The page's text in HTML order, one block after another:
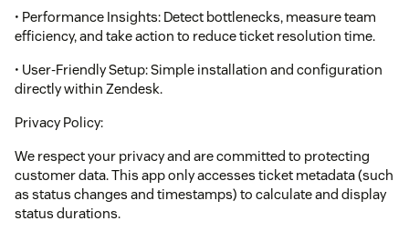
• Performance Insights: Detect bottlenecks, measure team
efficiency, and take action to reduce ticket resolution time.
• User-Friendly Setup: Simple installation and configuration
directly within Zendesk.
Privacy Policy:
We respect your privacy and are committed to protecting
customer data. This app only accesses ticket metadata (such
as status changes and timestamps) to calculate and display
status durations.